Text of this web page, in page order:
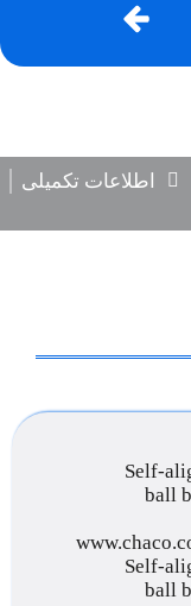
اطلاعات تکمیلی